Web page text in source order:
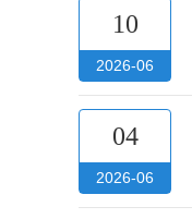
10
2026-06
04
2026-06